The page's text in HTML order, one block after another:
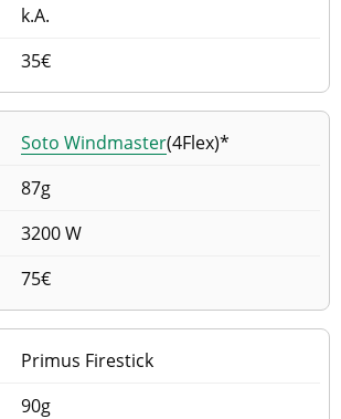
k.A.
35€
Soto Windmaster(4Flex)*
87g
3200 W
75€
Primus Firestick
90g